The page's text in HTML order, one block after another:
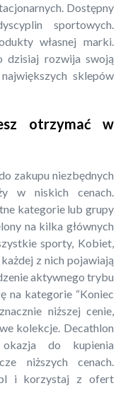
Dostępny
sportowych.
własnej marki.
dzisiaj rozwija swoją
sklepów
otrzymać w
zakupu niezbędnych
w niskich cenach.
kategorie lub grupy
na kilka głównych
sporty, Kobiet,
z nich pojawiają
aktywnego trybu
na kategorie “Koniec
niższej cenie,
kolekcje. Decathlon
do kupienia
niższych cenach.
i korzystaj z ofert